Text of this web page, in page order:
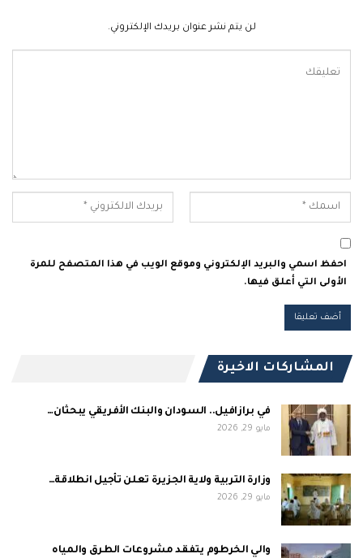
لن يتم نشر عنوان بريدك الإلكتروني.
احفظ اسمي والبريد الإلكتروني وموقع الويب في هذا المتصفح للمرة
الأولى التي أعلق فيها.
المشاركات الاخيرة
في برازافيل.. السودان والبنك الأفريقي يبحثان…
مايو 29, 2026
وزارة التربية ولاية الجزيرة تعلن تأجيل انطلاقة…
مايو 29, 2026
والي الخرطوم يتفقد مشروعات الطرق والمياه